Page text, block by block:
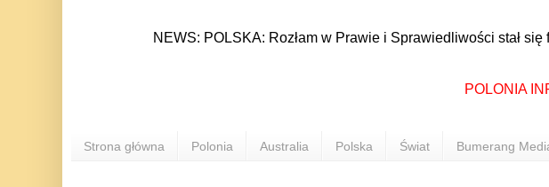
NEWS: POLSKA: Rozłam w Prawie i Sprawiedliwości stał się
POLONIA
Strona główna Polonia Australia Polska Świat Bumerang